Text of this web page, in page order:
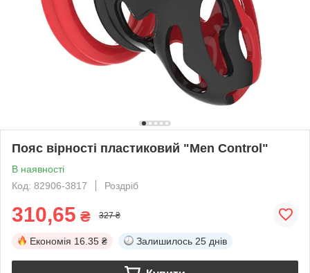
Пояс вірності пластиковий "Men Control"
В наявності
Код: 82906-3817
Роздріб
310,65 ₴ 327 ₴
Економія 16.35 ₴ Залишилось 25 днів